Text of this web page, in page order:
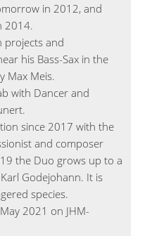
in 2012, and
2014.
projects and
his Bass-Sax in the
Max Meis.
with Dancer and
since 2017 with the
and composer
the Duo grows up to a
Godejohann. It is
species.
2021 on JHM-